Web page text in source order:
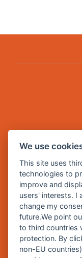
E
Zentrale
So
We use
This site uses
technologies to
improve and
users' interests. I
change my
future.We point
to third countries
protection. By
non-EU